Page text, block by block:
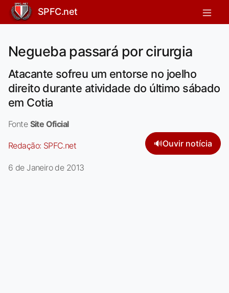
SPFC.net
Negueba passará por cirurgia
Atacante sofreu um entorse no joelho
direito durante atividade do último sábado
em Cotia
Fonte Site Oficial
Redação: SPFC.net 🔊Ouvir notícia
6 de Janeiro de 2013